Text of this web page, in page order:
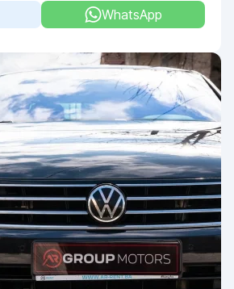
WhatsApp